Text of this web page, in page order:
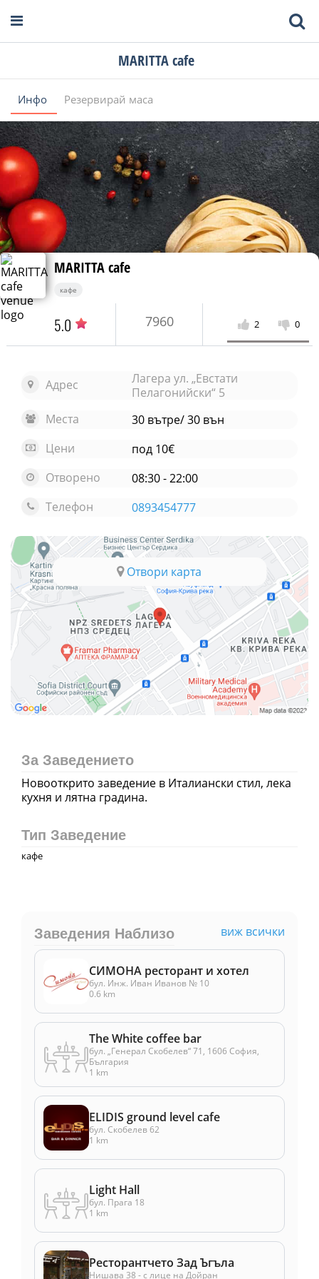
MARITTA cafe
Инфо Резервирай маса
MARITTA cafe
кафе
5.0 7960 2 0
Адрес
Лагера ул. „Евстати
Пелагонийски“ 5
Места
30 вътре/ 30 вън
Цени
под 10€
Отворено
08:30 - 22:00
Телефон
0893454777
Отвори карта
За Заведението
Новооткрито заведение в Италиански стил, лека
кухня и лятна градина.
Тип Заведение
кафе
Заведения Наблизо виж всички
СИМОНА ресторант и хотел
бул. Инж. Иван Иванов № 10
0.6 km
The White coffee bar
бул. „Генерал Скобелев“ 71, 1606 София,
България
1 km
ELIDIS ground level cafe
бул. Скобелев 62
1 km
Light Hall
бул. Прага 18
1 km
Ресторантчето Зад Ъгъла
Нишава 38 - с лице на Дойран